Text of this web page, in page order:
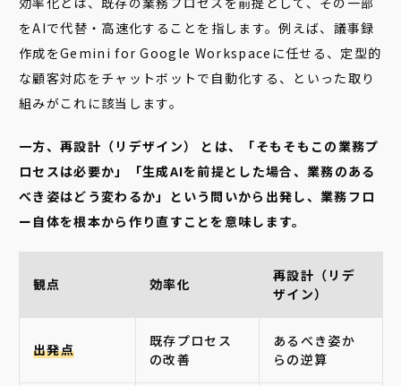
をAIで代替・高速化することを指します。例えば、議事録
作成をGemini for Google Workspaceに任せる、定型的
な顧客対応をチャットボットで自動化する、といった取り
組みがこれに該当します。
一方、再設計（リデザイン） とは、「そもそもこの業務プ
ロセスは必要か」「生成AIを前提とした場合、業務のある
べき姿はどう変わるか」という問いから出発し、業務フロ
ー自体を根本から作り直すことを意味します。
観点 効率化
再設計（リデ
ザイン）
出発点
既存プロセス
の改善
あるべき姿か
らの逆算